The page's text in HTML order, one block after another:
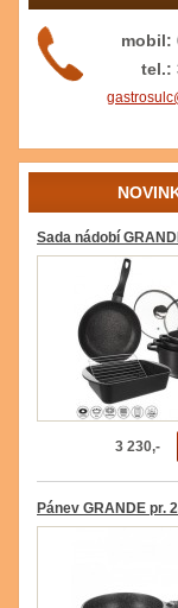
mobil:
tel.:
Sada nádobí
3 230,-
Pánev GRANDE pr.